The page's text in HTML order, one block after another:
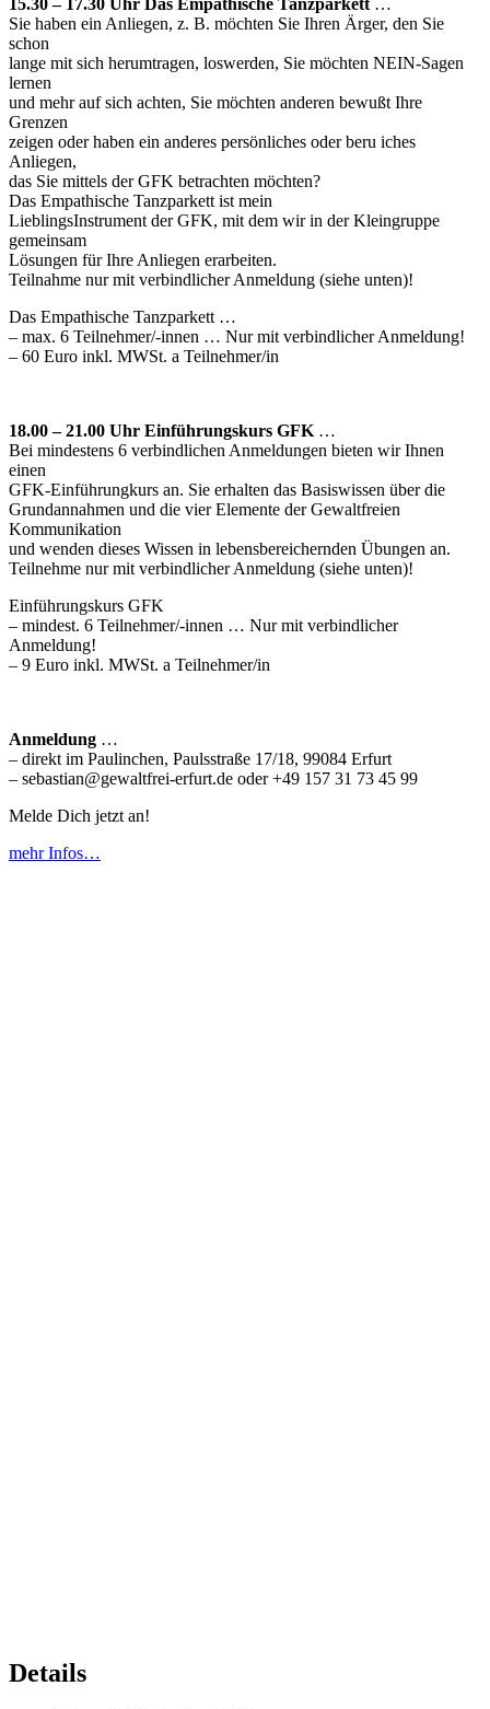
15.30 – 17.30 Uhr Das Empathische Tanzparkett…
Sie haben ein Anliegen, z. B. möchten Sie Ihren Ärger, den Sie
schon
lange mit sich herumtragen, loswerden, Sie möchten NEIN-Sagen
lernen
und mehr auf sich achten, Sie möchten anderen bewußt Ihre
Grenzen
zeigen oder haben ein anderes persönliches oder beru iches
Anliegen,
das Sie mittels der GFK betrachten möchten?
Das Empathische Tanzparkett ist mein
LieblingsInstrument der GFK, mit dem wir in der Kleingruppe
gemeinsam
Lösungen für Ihre Anliegen erarbeiten.
Teilnahme nur mit verbindlicher Anmeldung (siehe unten)!
Das Empathische Tanzparkett …
– max. 6 Teilnehmer/-innen … Nur mit verbindlicher Anmeldung!
– 60 Euro inkl. MWSt. a Teilnehmer/in
18.00 – 21.00 Uhr Einführungskurs GFK…
Bei mindestens 6 verbindlichen Anmeldungen bieten wir Ihnen
einen
GFK-Einführungkurs an. Sie erhalten das Basiswissen über die
Grundannahmen und die vier Elemente der Gewaltfreien
Kommunikation
und wenden dieses Wissen in lebensbereichernden Übungen an.
Teilnehme nur mit verbindlicher Anmeldung (siehe unten)!
Einführungskurs GFK
– mindest. 6 Teilnehmer/-innen … Nur mit verbindlicher
Anmeldung!
– 9 Euro inkl. MWSt. a Teilnehmer/in
Anmeldung …
– direkt im Paulinchen, Paulsstraße 17/18, 99084 Erfurt
– sebastian@gewaltfrei-erfurt.de oder +49 157 31 73 45 99
Melde Dich jetzt an!
mehr Infos…
Details